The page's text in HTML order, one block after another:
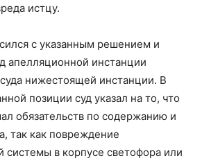
истцу.
с указанным решением и
апелляционной инстанции
нижестоящей инстанции. В
позиции суд указал на то, что
обязательств по содержанию и
так как повреждение
системы в корпусе светофора или